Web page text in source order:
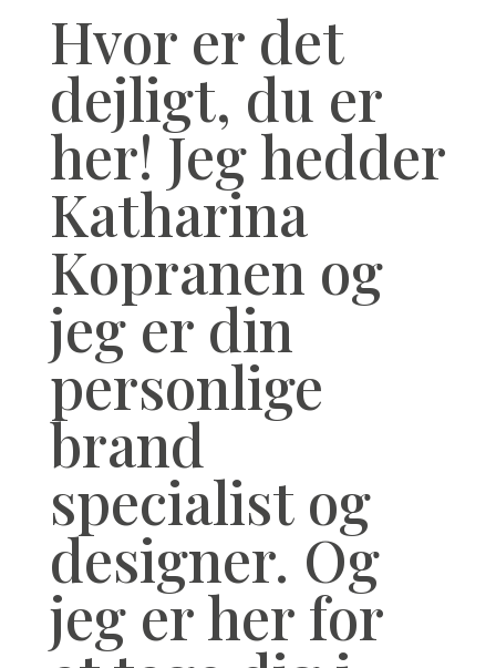
Hvor er det
dejligt, du er
her! Jeg hedder
Katharina
Kopranen og
jeg er din
personlige
brand
specialist og
designer. Og
jeg er her for